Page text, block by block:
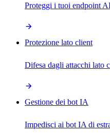
Proteggi i tuoi endpoint
Protezione lato client
Difesa dagli attacchi lato
Gestione dei bot IA
Impedisci ai bot IA di